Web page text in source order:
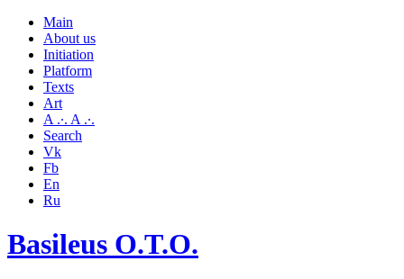
Main
About us
Initiation
Platform
Texts
Art
A .·. A .·.
Search
Vk
Fb
En
Ru
Basileus O.T.O.